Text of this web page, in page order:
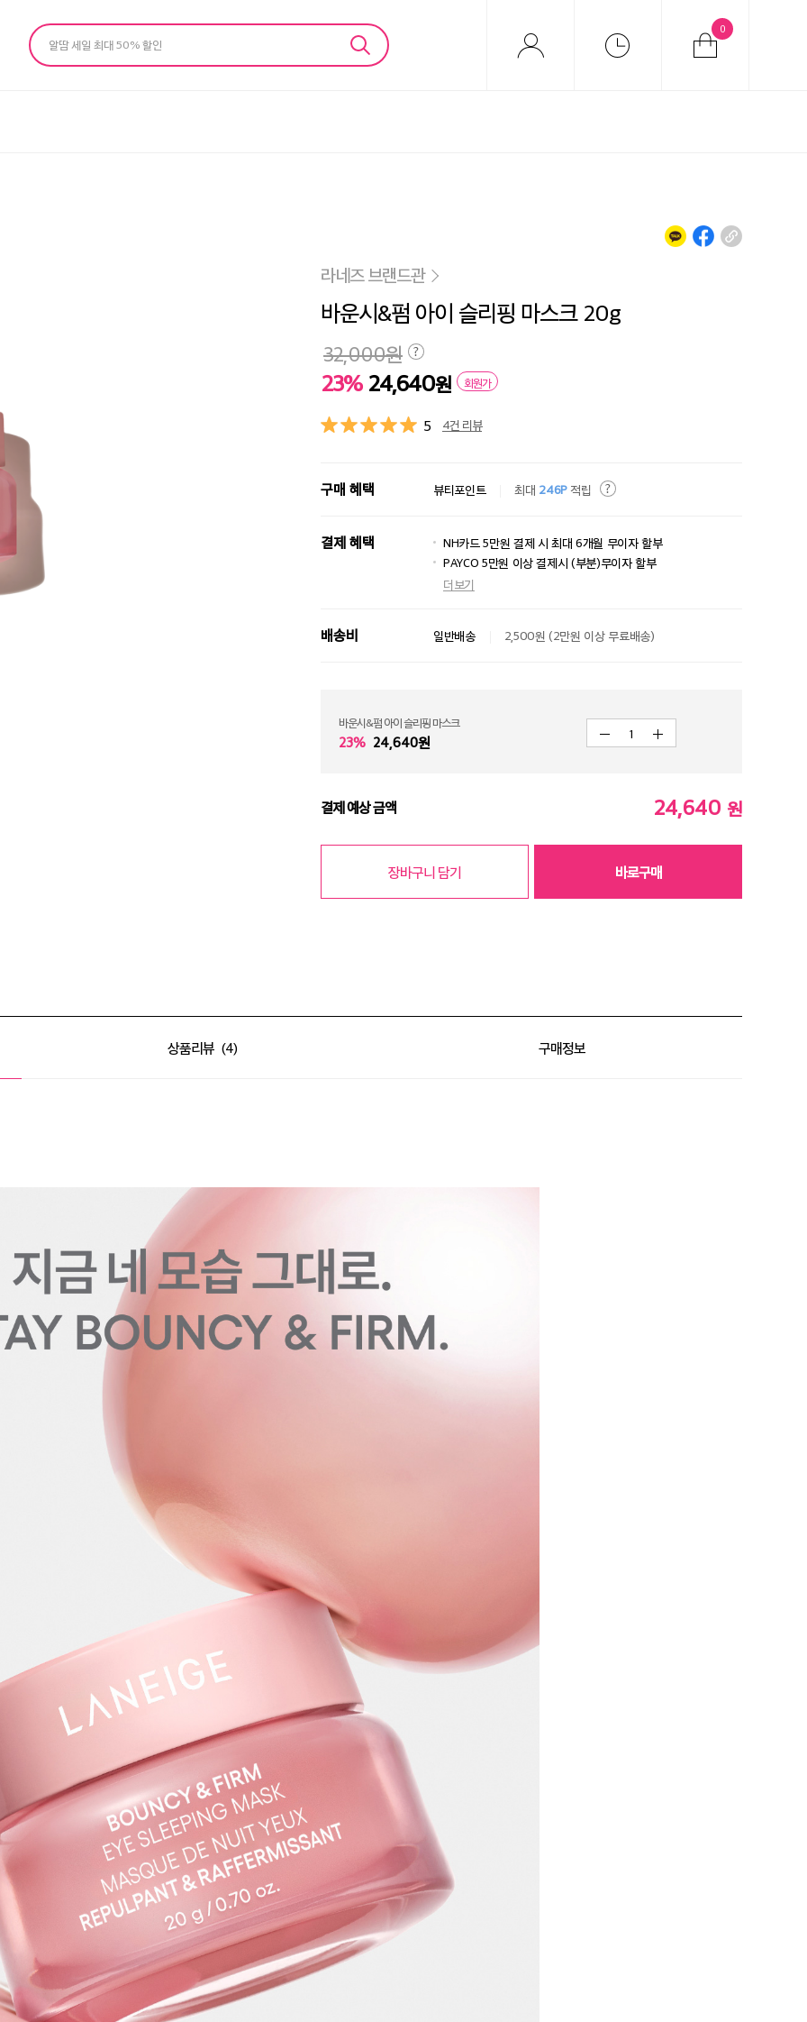
알땀 세일 최대 50% 할인
0
라네즈 브랜드관
바운시&펌 아이 슬리핑 마스크 20g
23% 24,640원 회원가
32,000원
5 4건 리뷰
구매 혜택 뷰티포인트 최대 246P적립
결제 혜택
NH카드 5만원 결제 시 최대 6개월 무이자 할부
PAYCO 5만원 이상 결제시 (부분)무이자 할부
더보기
배송비 일반배송 2,500원 (2만원 이상 무료배송)
바운시&펌 아이 슬리핑 마스크
23% 24,640원 1
결제 예상 금액 24,640 원
장바구니 담기 바로구매
상품리뷰 4 구매정보